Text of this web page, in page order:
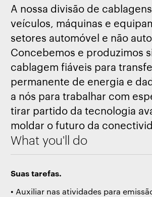
A nossa divisão de
veículos, máquinas e
setores automóvel e não
Concebemos e produzimos
cablagem fiáveis para
permanente de energia e
a nós para trabalhar com
tirar partido da tecnologia
moldar o futuro da
What you'll do
Suas tarefas.
• Auxiliar nas atividades para